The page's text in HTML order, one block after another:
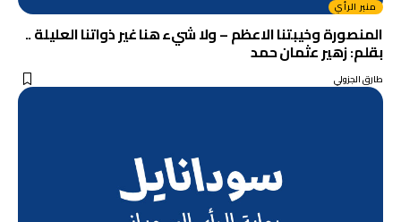
منبر الرأي
المنصورة وخيبتنا الاعظم – ولا شيء هنا غير ذواتنا العليلة ..
بقلم: زهير عثمان حمد
طارق الجزولي